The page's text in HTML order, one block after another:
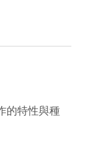
的特性與種